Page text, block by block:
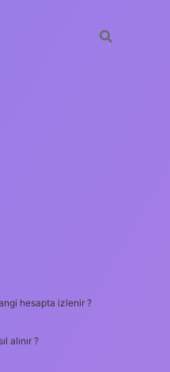
hesapta izlenir ?
alınır ?